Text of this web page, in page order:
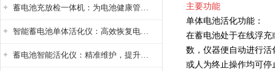
蓄电池充放检一体机：为电池健康管理提供一站式解决方案
智能蓄电池单体活化仪：高效恢复电池性能，延长蓄电池使用寿命
蓄电池智能活化仪：精准维护，提升电池健康状态
主要功能
单体电池活化功能：
在蓄电池处于在线浮
数，仪器便自动进行
或人为终止操作均可停